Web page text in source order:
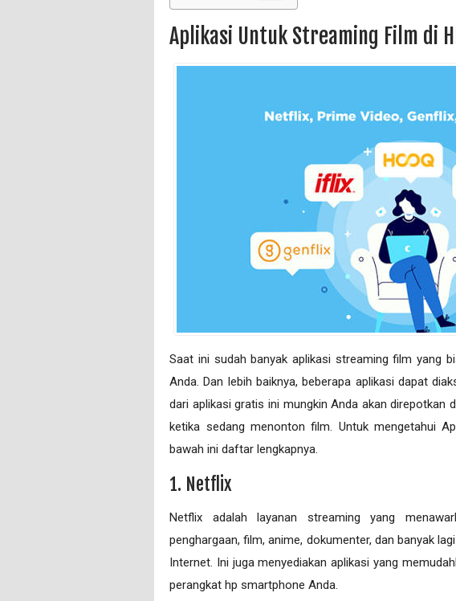
Aplikasi Untuk Streaming Film di
Saat ini sudah banyak aplikasi streaming film yang
Anda. Dan lebih baiknya, beberapa aplikasi dapat
dari aplikasi gratis ini mungkin Anda akan direpotkan
ketika sedang menonton film. Untuk mengetahui
bawah ini daftar lengkapnya.
1. Netflix
Netflix adalah layanan streaming yang
penghargaan, film, anime, dokumenter, dan banyak
Internet. Ini juga menyediakan aplikasi yang
perangkat hp smartphone Anda.